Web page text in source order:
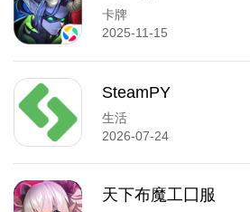
卡牌
2025-11-15
SteamPY
生活
2026-07-24
天下布魔工囗服